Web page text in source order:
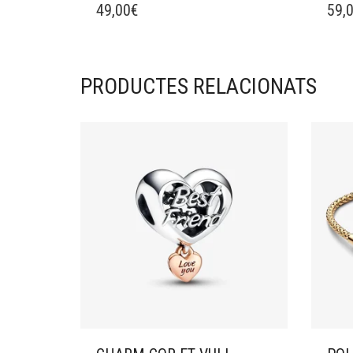
49,00€
PRODUCTES RELACIONATS